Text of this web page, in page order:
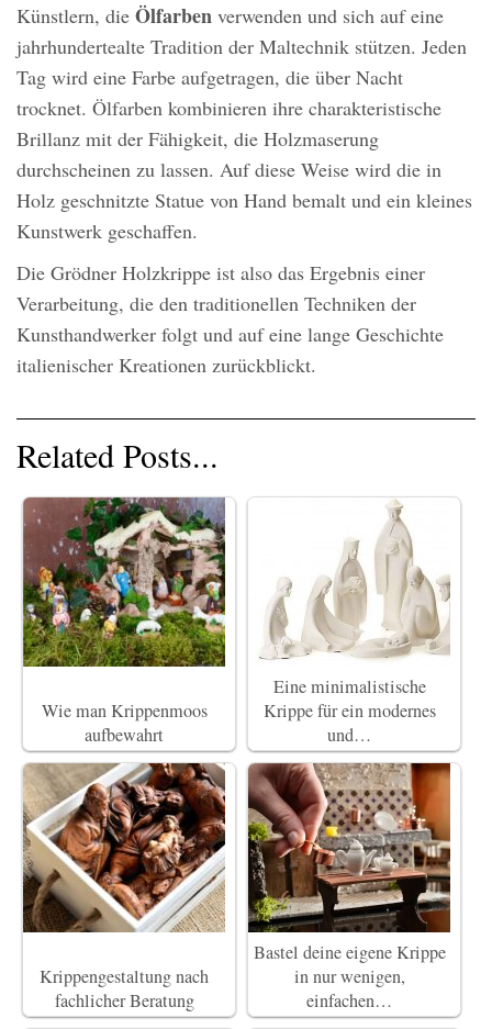
Künstlern, die Ölfarben verwenden und sich auf eine
jahrhundertealte Tradition der Maltechnik stützen. Jeden
Tag wird eine Farbe aufgetragen, die über Nacht
trocknet. Ölfarben kombinieren ihre charakteristische
Brillanz mit der Fähigkeit, die Holzmaserung
durchscheinen zu lassen. Auf diese Weise wird die in
Holz geschnitzte Statue von Hand bemalt und ein kleines
Kunstwerk geschaffen.
Die Grödner Holzkrippe ist also das Ergebnis einer
Verarbeitung, die den traditionellen Techniken der
Kunsthandwerker folgt und auf eine lange Geschichte
italienischer Kreationen zurückblickt.
Related Posts...
Wie man Krippenmoos
aufbewahrt
Eine minimalistische
Krippe für ein modernes
und…
Krippengestaltung nach
fachlicher Beratung
Bastel deine eigene Krippe
in nur wenigen,
einfachen…